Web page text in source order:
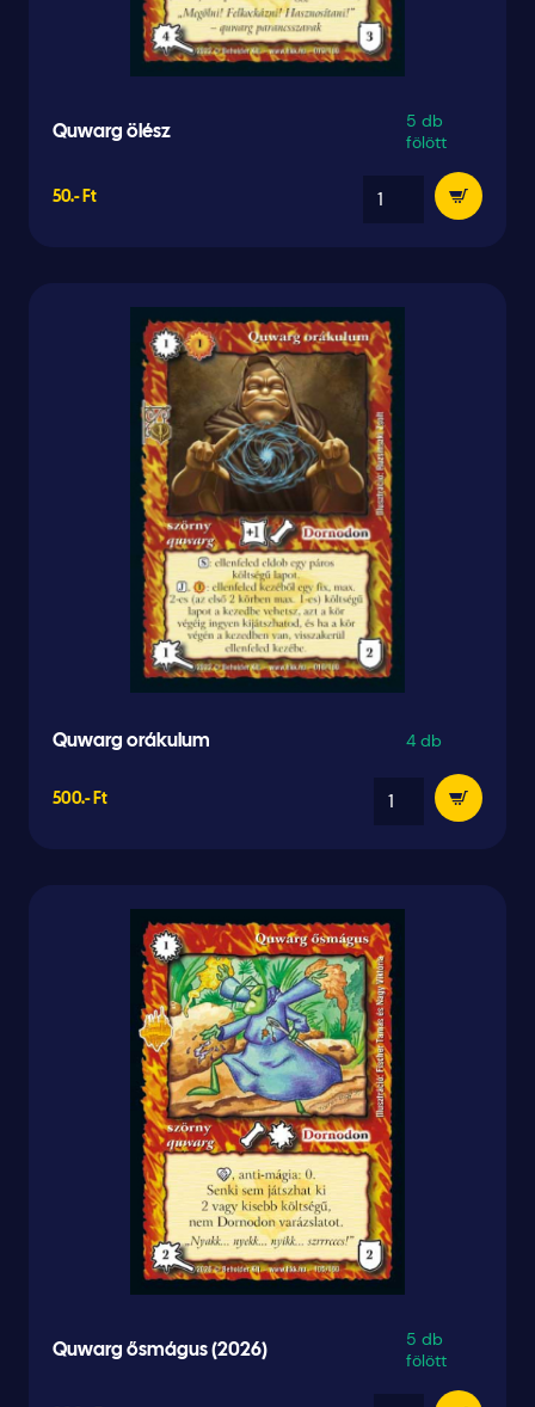
Quwarg ölész
5 db
fölött
50.- Ft
Quwarg orákulum 4 db
500.- Ft
Quwarg ősmágus (2026)
5 db
fölött